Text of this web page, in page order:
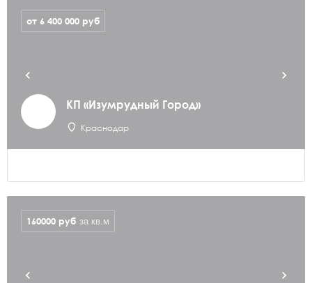
КП «Изумрудный Город»
Краснодар
от 6 400 000 руб
160000 руб за кв.м